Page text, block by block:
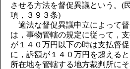
させる方法を督促異議という。(
項，３９３条)
適法な督促異議申立によって
は，事物管轄の規定に従って，
が１４０万円以下の時は支払督
に，訴額が１４０万円を超える
所在地を管轄する地方裁判所に